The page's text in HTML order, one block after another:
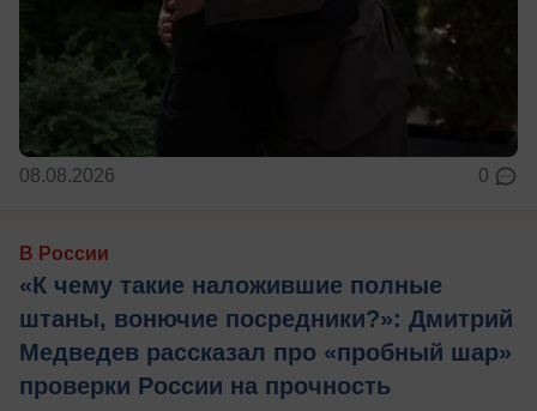
08.08.2026 0
В России
«К чему такие наложившие полные
штаны, вонючие посредники?»: Дмитрий
Медведев рассказал про «пробный шар»
проверки России на прочность